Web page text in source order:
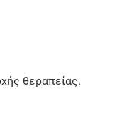
θεραπείας.